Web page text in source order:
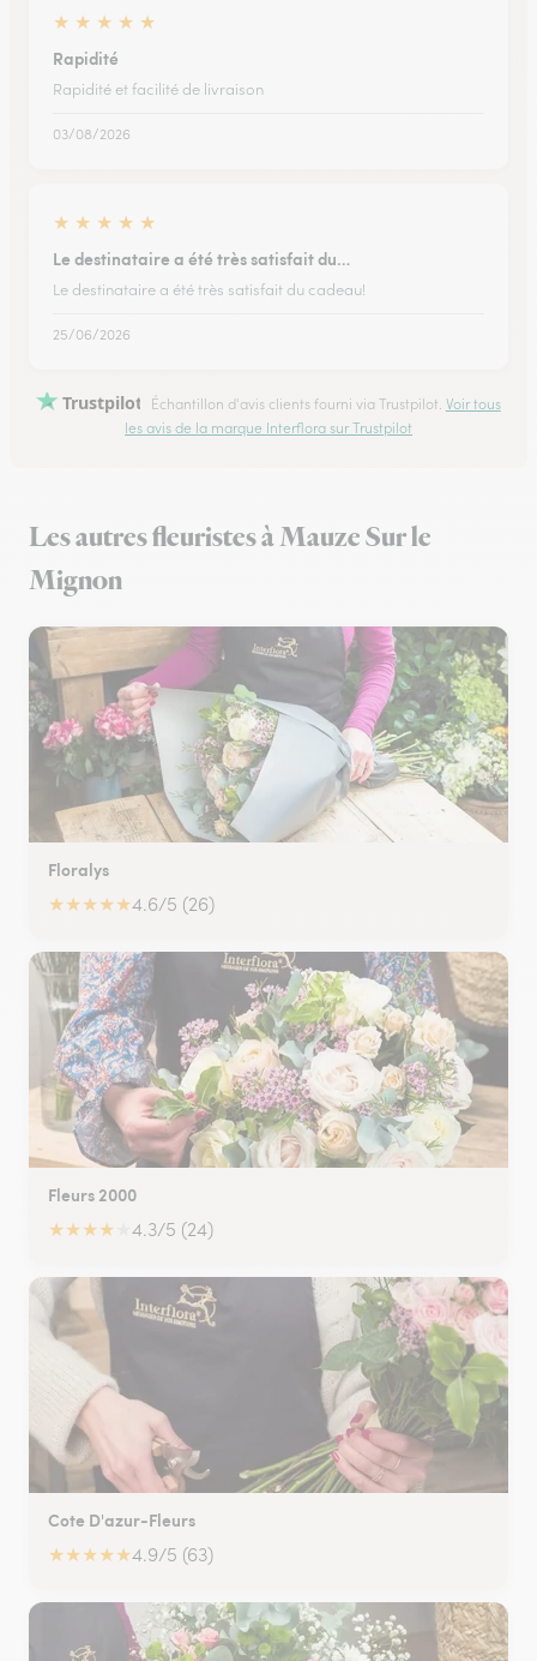
★ ★ ★ ★ ★
Rapidité
Rapidité et facilité de livraison
03/08/2026
★ ★ ★ ★ ★
Le destinataire a été très satisfait du…
Le destinataire a été très satisfait du cadeau!
25/06/2026
Trustpilot Échantillon d'avis clients fourni via Trustpilot. Voir tous
les avis de la marque Interflora sur Trustpilot
Les autres fleuristes à Mauze Sur le
Mignon
Floralys
★★★★★4.6/5 (26)
Fleurs 2000
★★★★ 4.3/5 (24)
Cote D'azur-Fleurs
★★★★★4.9/5 (63)